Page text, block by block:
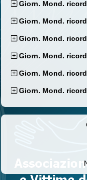
Giorn. Mond.
Giorn. Mond.
Giorn. Mond.
Giorn. Mond.
Giorn. Mond.
Giorn. Mond.